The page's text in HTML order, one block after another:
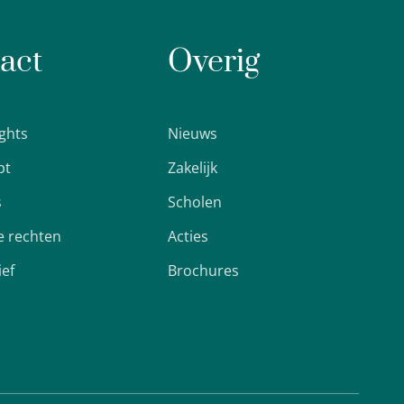
rechten
Overig
Nieuws
Zakelijk
Scholen
Acties
Brochures